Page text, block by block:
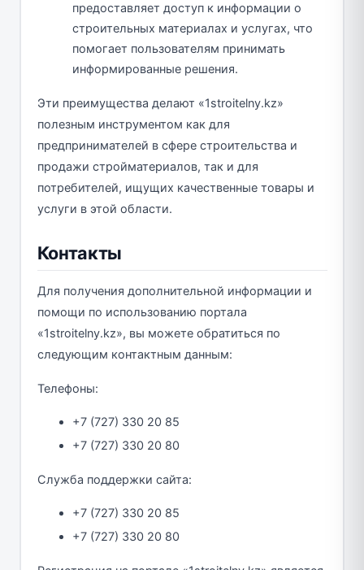
предоставляет доступ к информации о
строительных материалах и услугах, что
помогает пользователям принимать
информированные решения.
Эти преимущества делают «1stroitelny.kz»
полезным инструментом как для
предпринимателей в сфере строительства и
продажи стройматериалов, так и для
потребителей, ищущих качественные товары и
услуги в этой области.
Контакты
Для получения дополнительной информации и
помощи по использованию портала
«1stroitelny.kz», вы можете обратиться по
следующим контактным данным:
Телефоны:
+7 (727) 330 20 85
+7 (727) 330 20 80
Служба поддержки сайта:
+7 (727) 330 20 85
+7 (727) 330 20 80